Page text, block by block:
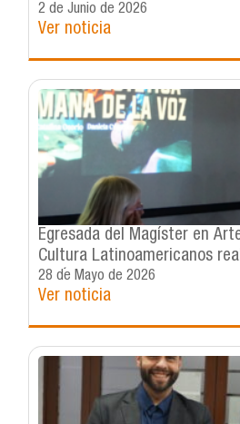
estrategias discursivas en
2 de Junio de 2026
Ver noticia
Egresada del Magíster en
Cultura Latinoamericanos
estética vocal poshumana
28 de Mayo de 2026
Ver noticia